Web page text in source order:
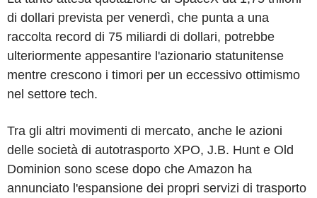
di dollari prevista per venerdì, che punta a una
raccolta record di 75 miliardi di dollari, potrebbe
ulteriormente appesantire l'azionario statunitense
mentre crescono i timori per un eccessivo ottimismo
nel settore tech.
Tra gli altri movimenti di mercato, anche le azioni
delle società di autotrasporto XPO, J.B. Hunt e Old
Dominion sono scese dopo che Amazon ha
annunciato l'espansione dei propri servizi di trasporto